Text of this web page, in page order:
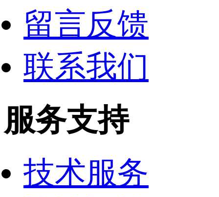
留言反馈
联系我们
服务支持
技术服务